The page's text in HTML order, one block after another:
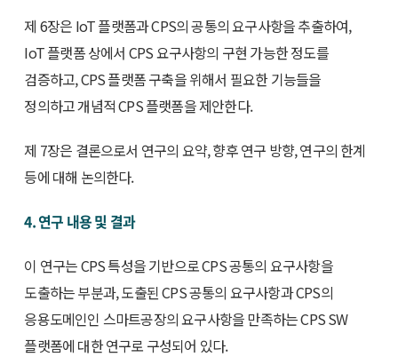
제 6장은 IoT 플랫폼과 CPS의 공통의 요구사항을 추출하여,
IoT 플랫폼 상에서 CPS 요구사항의 구현 가능한 정도를
검증하고, CPS 플랫폼 구축을 위해서 필요한 기능들을
정의하고 개념적 CPS 플랫폼을 제안한다.
제 7장은 결론으로서 연구의 요약, 향후 연구 방향, 연구의 한계
등에 대해 논의한다.
4. 연구 내용 및 결과
이 연구는 CPS 특성을 기반으로 CPS 공통의 요구사항을
도출하는 부분과, 도출된 CPS 공통의 요구사항과 CPS의
응용도메인인 스마트공장의 요구사항을 만족하는 CPS SW
플랫폼에 대한 연구로 구성되어 있다.